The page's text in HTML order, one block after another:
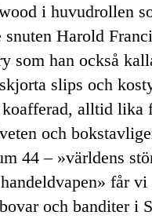
i huvudrollen
snuten Harold
som han också
slips och
alltid lika
och
44 –
världens
får vi
och banditer i